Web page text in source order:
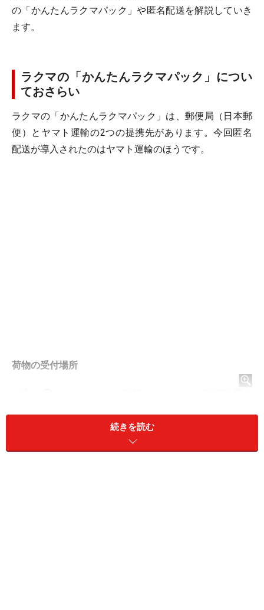
の「かんたんラクマパック」や匿名配送を解説していき
ます。
ラクマの「かんたんラクマパック」につい
ておさらい
ラクマの「かんたんラクマパック」は、郵便局（日本郵
便）とヤマト運輸の2つの提携先があります。今回匿名
配送が導入されたのはヤマト運輸のほうです。
荷物の受付場所
続きを読む